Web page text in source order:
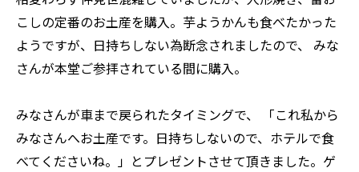
こしの定番のお土産を購入。芋ようかんも食べたかった
ようですが、日持ちしない為断念されましたので、 みな
さんが本堂ご参拝されている間に購入。
みなさんが車まで戻られたタイミングで、 「これ私から
みなさんへお土産です。日持ちしないので、ホテルで食
べてくださいね。」とプレゼントさせて頂きました。ゲ